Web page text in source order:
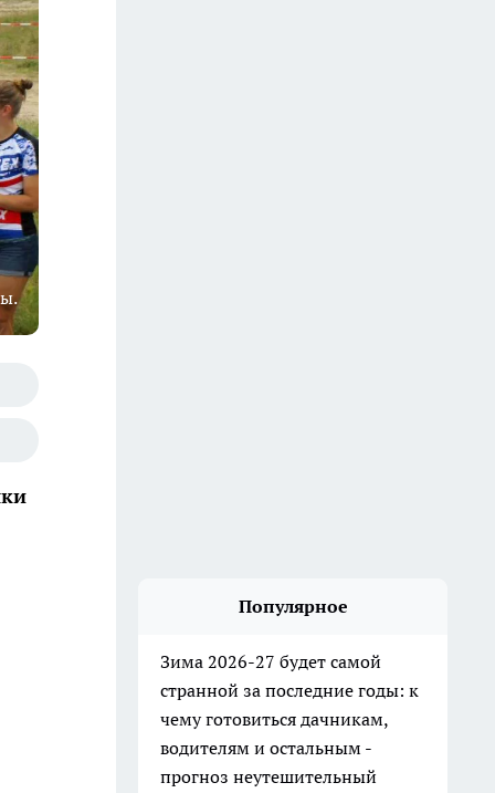
Популярное
Зима 2026-27 будет самой
странной за последние годы: к
чему готовиться дачникам,
водителям и остальным -
прогноз неутешительный